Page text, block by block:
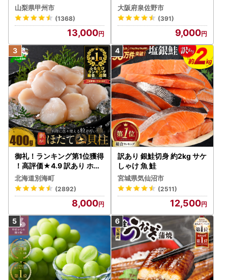
カット 約1.3kg 2～3房【2
026年発送】（MG）B12-
472 FN-Limited-VO シャ
インマスカット フルーツ
山梨県甲州市
(1368)
13,000
大阪府泉佐野市
(391)
9,000
御礼！ランキング第1位獲得
！高評価★4.9 訳あり ホタ
テ 400g（ほたて 帆立 貝柱
冷凍 ）
北海道別海町
(2892)
8,000
訳あり 銀鮭切身 約2kg サケ
しゃけ 魚 鮭
宮城県気仙沼市
(2511)
12,500